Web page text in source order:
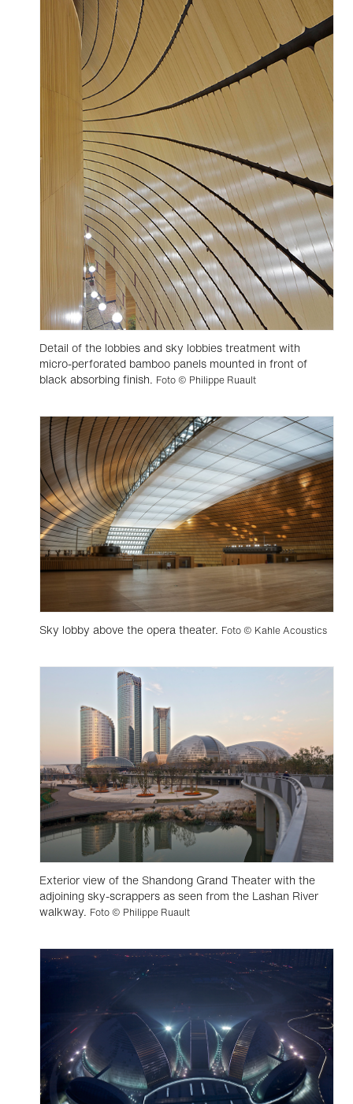
Detail of the lobbies and sky lobbies treatment with
micro-perforated bamboo panels mounted in front of
black absorbing finish. Foto © Philippe Ruault
Sky lobby above the opera theater. Foto © Kahle Acoustics
Exterior view of the Shandong Grand Theater with the
adjoining sky-scrappers as seen from the Lashan River
walkway. Foto © Philippe Ruault